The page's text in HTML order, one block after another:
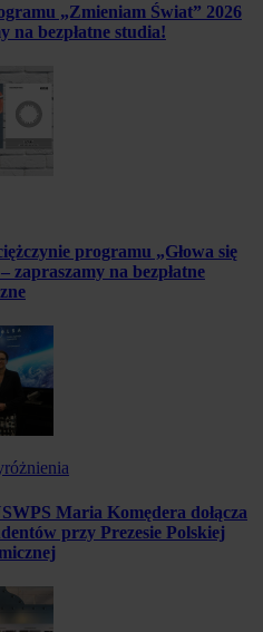
„Zmieniam Świat” 2026
na bezpłatne studia!
programu „Głowa się
zapraszamy na bezpłatne
Maria Komędera dołącza
przy Prezesie Polskiej